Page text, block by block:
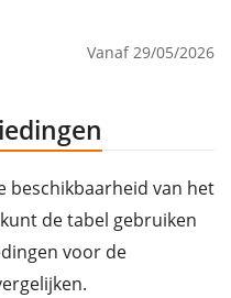
Vanaf 29/05/2026
beschikbaarheid van het
kunt de tabel gebruiken
voor de